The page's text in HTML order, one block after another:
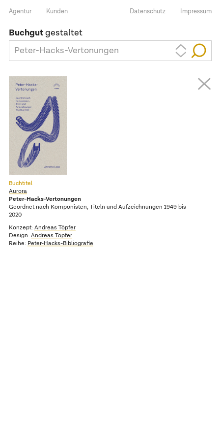
Agentur Kunden Impressum
Datenschutz
Buchgutgestaltet
Peter-Hacks-Vertonungen
Buchtitel
Aurora
Peter-Hacks-Vertonungen
Geordnet nach Komponisten, Titeln und Aufzeichnungen 1949 bis
2020
Konzept: Andreas Töpfer
Design: Andreas Töpfer
Reihe: Peter-Hacks-Bibliografie